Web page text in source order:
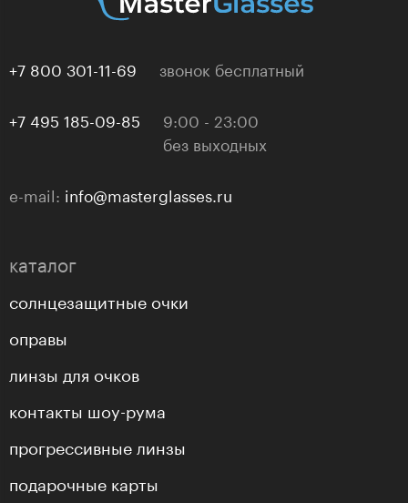
+7 800 301-11-69 звонок бесплатный
+7 495 185-09-85
9:00 - 23:00
без выходных
e-mail: info@masterglasses.ru
каталог
солнцезащитные очки
оправы
линзы для очков
контакты шоу-рума
прогрессивные линзы
подарочные карты